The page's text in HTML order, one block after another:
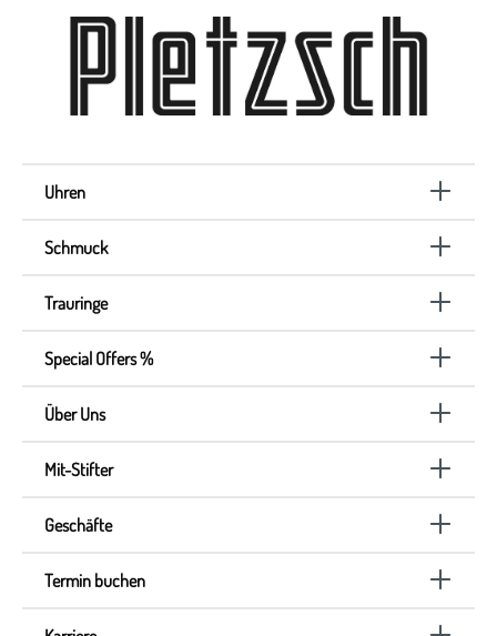
Uhren
Schmuck
Trauringe
Special Offers %
Über Uns
Mit-Stifter
Geschäfte
Termin buchen